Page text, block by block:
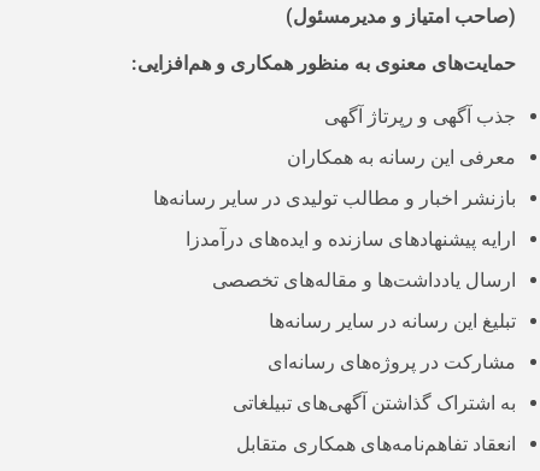
(صاحب امتیاز و مدیرمسئول)
حمایت‌های معنوی به منظور همکاری و هم‌افزایی:
جذب آگهی و رپرتاژ آگهی
معرفی این رسانه به همکاران
بازنشر اخبار و مطالب تولیدی در سایر رسانه‌ها
ارایه پیشنهادهای سازنده و ایده‌های درآمدزا
ارسال یادداشت‌ها و مقاله‌های تخصصی
تبلیغ این رسانه در سایر رسانه‌ها
مشارکت در پروژه‌های رسانه‌ای
به اشتراک گذاشتن آگهی‌های تبیلغاتی
انعقاد تفاهم‌نامه‌های همکاری متقابل